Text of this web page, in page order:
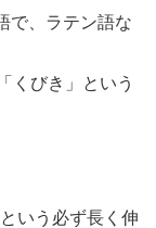
で、ラテン語な
くびき」という
いう必ず長く伸